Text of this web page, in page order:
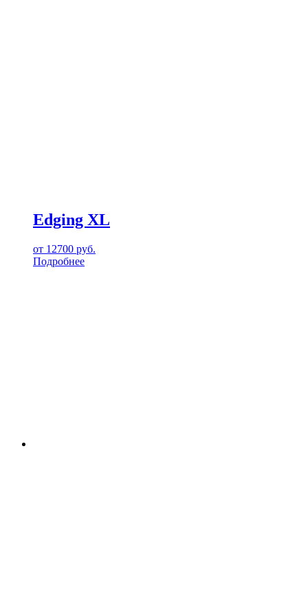
Edging XL
от 12700 руб.
Подробнее